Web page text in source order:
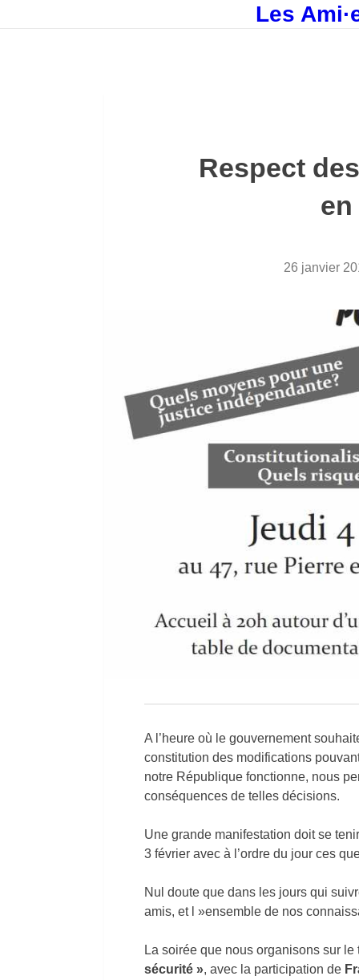
Les
Respect
26 janvier
A l’heure où le gouvernement
constitution des modifications
notre République fonctionne, nous
conséquences de telles décisions.
Une grande manifestation doit se
3 février avec à l’ordre du jour ces
Nul doute que dans les jours qui
amis, et l »ensemble de nos
La soirée que nous organisons sur
sécurité », avec la participation de